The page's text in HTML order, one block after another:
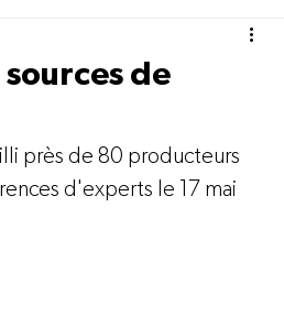
de
près de 80 producteurs
d'experts le 17 mai